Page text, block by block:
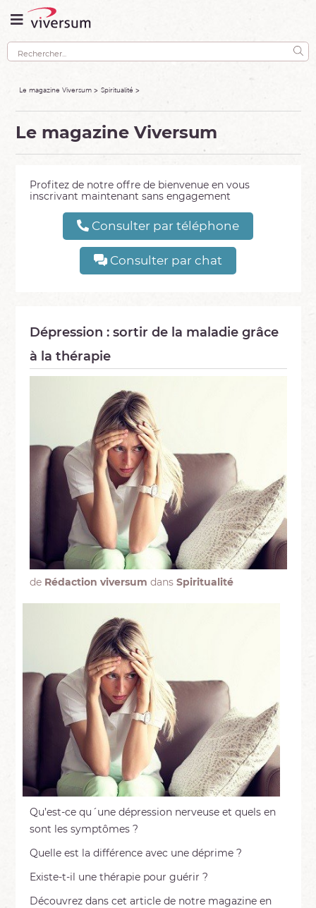
Le magazine Viversum Spiritualité
Le magazine Viversum
Profitez de notre offre de bienvenue en vous
inscrivant maintenant sans engagement
Consulter par téléphone
Consulter par chat
Dépression : sortir de la maladie grâce
à la thérapie
de Rédaction viversum dans Spiritualité
Qu’est-ce qu´une dépression nerveuse et quels en
sont les symptômes ?
Quelle est la différence avec une déprime ?
Existe-t-il une thérapie pour guérir ?
Découvrez dans cet article de notre magazine en